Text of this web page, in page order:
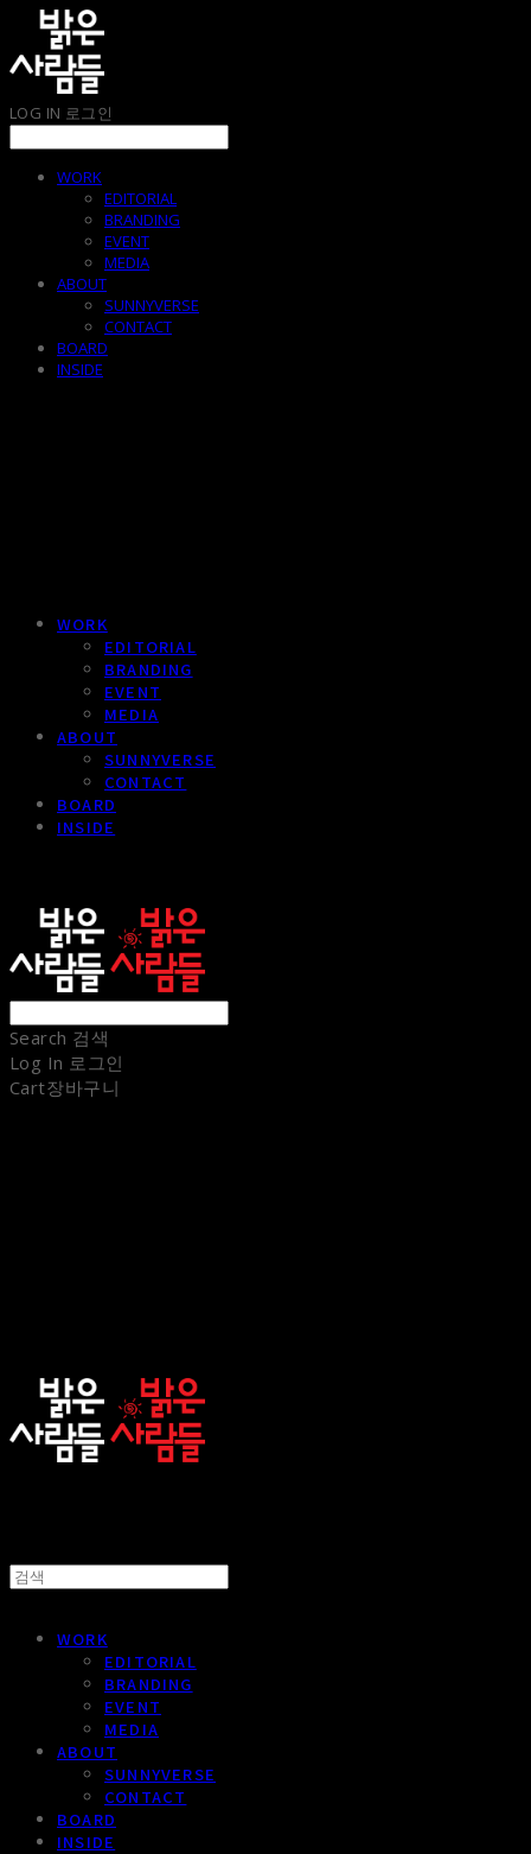
LOG IN 로그인
WORK
EDITORIAL
BRANDING
EVENT
MEDIA
ABOUT
SUNNYVERSE
CONTACT
BOARD
INSIDE
WORK
EDITORIAL
BRANDING
EVENT
MEDIA
ABOUT
SUNNYVERSE
CONTACT
BOARD
INSIDE
Search 검색
Log In 로그인
Cart장바구니
WORK
EDITORIAL
BRANDING
EVENT
MEDIA
ABOUT
SUNNYVERSE
CONTACT
BOARD
INSIDE